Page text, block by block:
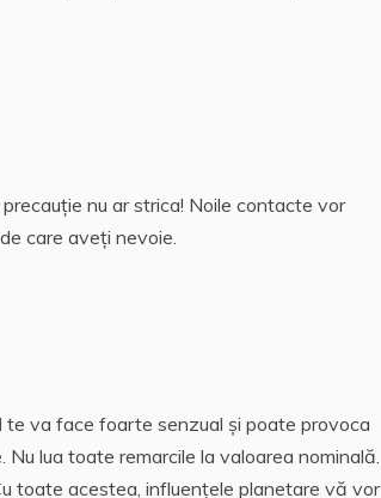
nu ar strica! Noile contacte vor
care aveți nevoie.
te va face foarte senzual și poate provoca
lua toate remarcile la valoarea nominală.
toate acestea, influențele planetare vă vor